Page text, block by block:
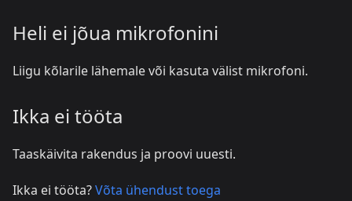
Heli ei jõua mikrofonini
Liigu kõlarile lähemale või kasuta välist mikrofoni.
Ikka ei tööta
Taaskäivita rakendus ja proovi uuesti.
Ikka ei tööta?Võta ühendust toega